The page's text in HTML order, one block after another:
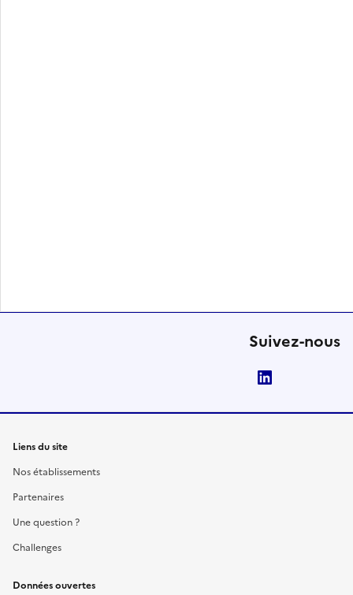
Suivez-nous
Liens du site
Nos établissements
Partenaires
Une question ?
Challenges
Données ouvertes